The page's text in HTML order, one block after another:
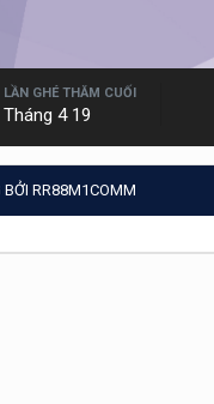
LẦN GHÉ THĂM CUỐI
Tháng 4 19
RR88M1COMM